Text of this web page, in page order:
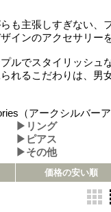
も主張しすぎない、
インのアクセサリー
ルでスタイリッシュ
れるこだわりは、男
（アークシルバーア
▶リング
▶ピアス
▶その他
価格の安い順